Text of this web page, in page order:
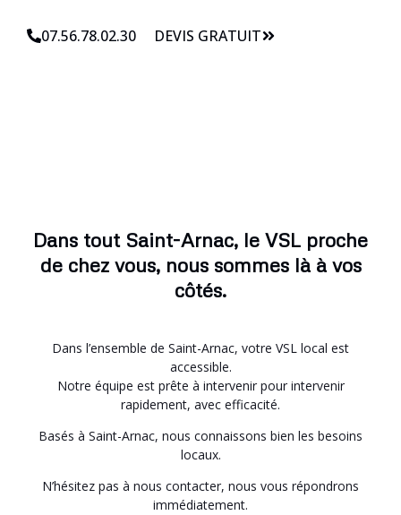
07.56.78.02.30 DEVIS GRATUIT
Dans tout Saint-Arnac, le VSL proche
de chez vous, nous sommes là à vos
côtés.
Dans l’ensemble de Saint-Arnac, votre VSL local est
accessible.
Notre équipe est prête à intervenir pour intervenir
rapidement, avec efficacité.
Basés à Saint-Arnac, nous connaissons bien les besoins
locaux.
N’hésitez pas à nous contacter, nous vous répondrons
immédiatement.